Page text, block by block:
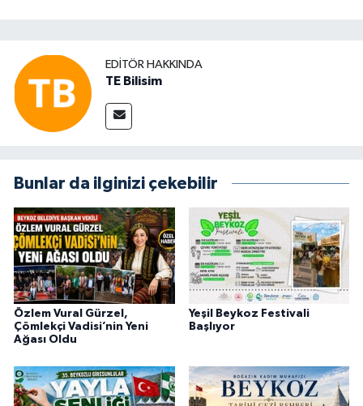
EDITÖR HAKKINDA
TE Bilisim
Bunlar da ilginizi çekebilir
Özlem Vural Gürzel,
Çömlekçi Vadisi’nin Yeni
Ağası Oldu
Yeşil Beykoz Festivali
Başlıyor